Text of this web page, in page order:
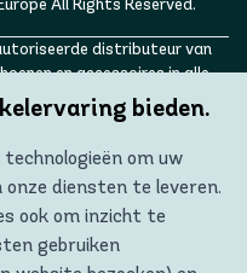
distributeur van
en accessoires in alle
Koninkrijk, Noorwegen,
Turkije, Rusland. ZUMBA,
ID-logo's zijn handelsmerken
toestemming gebruikt."
bieden.
om uw
diensten te leveren.
ook om inzicht te
gebruiken